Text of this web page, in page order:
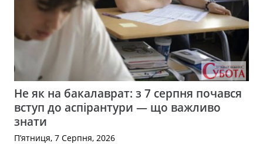
Не як на бакалаврат: з 7 серпня почався
вступ до аспірантури — що важливо
знати
П’ятниця, 7 Серпня, 2026